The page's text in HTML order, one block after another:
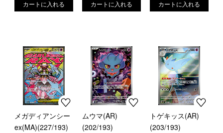
メガディアンシー
ex(MA)(227/193)
ムウマ(AR)
(202/193)
トゲキッス(AR)
(203/193)